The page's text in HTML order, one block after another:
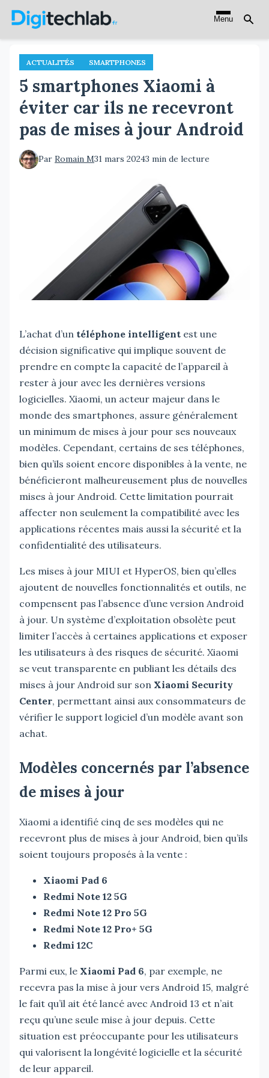
Aller
principal
Menu
ACTUALITÉS SMARTPHONES
5 smartphones Xiaomi à
éviter car ils ne recevront
pas de mises à jour Android
Par Romain M31 mars 20243 min de lecture
L’achat d’un téléphone intelligent est une
décision significative qui implique souvent de
prendre en compte la capacité de l’appareil à
rester à jour avec les dernières versions
logicielles. Xiaomi, un acteur majeur dans le
monde des smartphones, assure généralement
un minimum de mises à jour pour ses nouveaux
modèles. Cependant, certains de ses téléphones,
bien qu’ils soient encore disponibles à la vente, ne
bénéficieront malheureusement plus de nouvelles
mises à jour Android. Cette limitation pourrait
affecter non seulement la compatibilité avec les
applications récentes mais aussi la sécurité et la
confidentialité des utilisateurs.
Les mises à jour MIUI et HyperOS, bien qu’elles
ajoutent de nouvelles fonctionnalités et outils, ne
compensent pas l’absence d’une version Android
à jour. Un système d’exploitation obsolète peut
limiter l’accès à certaines applications et exposer
les utilisateurs à des risques de sécurité. Xiaomi
se veut transparente en publiant les détails des
mises à jour Android sur son Xiaomi Security
Center, permettant ainsi aux consommateurs de
vérifier le support logiciel d’un modèle avant son
achat.
Modèles concernés par l’absence
de mises à jour
Xiaomi a identifié cinq de ses modèles qui ne
recevront plus de mises à jour Android, bien qu’ils
soient toujours proposés à la vente :
Xiaomi Pad 6
Redmi Note 12 5G
Redmi Note 12 Pro 5G
Redmi Note 12 Pro+ 5G
Redmi 12C
Parmi eux, le Xiaomi Pad 6, par exemple, ne
recevra pas la mise à jour vers Android 15, malgré
le fait qu’il ait été lancé avec Android 13 et n’ait
reçu qu’une seule mise à jour depuis. Cette
situation est préoccupante pour les utilisateurs
qui valorisent la longévité logicielle et la sécurité
de leur appareil.